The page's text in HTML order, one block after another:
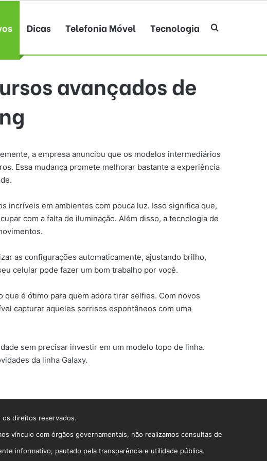
Dicas Telefonia Móvel Tecnologia Procurar por
avançados de
a empresa anunciou que os modelos intermediários
Essa mudança promete melhorar bastante a experiência
incríveis em ambientes com pouca luz. Isso significa que,
com a falta de iluminação. Além disso, a tecnologia de
as configurações automaticamente, ajustando brilho,
celular pode fazer um bom trabalho por você.
é ótimo para quem adora tirar selfies. Com novos
capturar aqueles sorrisos espontâneos com uma
sem precisar investir em um modelo topo de linha.
da linha Galaxy.
os direitos reservados.
vínculo com órgãos governamentais, não realizamos consultas de
informativo, pautado pela transparência e utilidade pública.